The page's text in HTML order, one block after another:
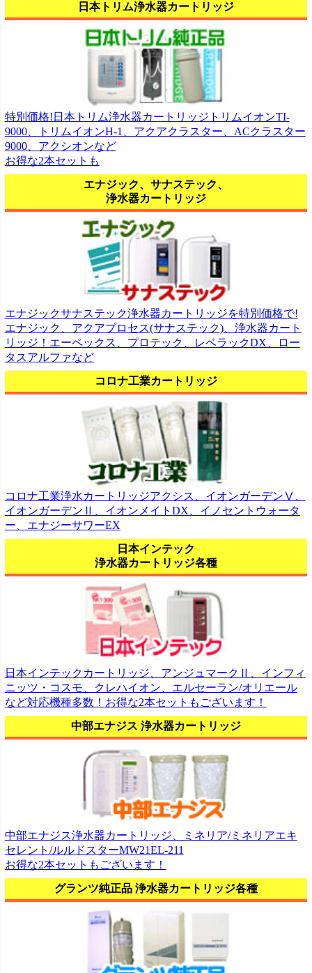
日本トリム浄水器カートリッジ
特別価格!日本トリム浄水器カートリッジトリムイオンTI-
9000、トリムイオンH-1、アクアクラスター、ACクラスター
9000、アクシオンなど
お得な2本セットも
エナジック、サナステック、
浄水器カートリッジ
エナジックサナステック浄水器カートリッジを特別価格で!
エナジック、アクアプロセス(サナステック)、浄水器カート
リッジ！エーペックス、プロテック、レベラックDX、ロー
タスアルファなど
コロナ工業カートリッジ
コロナ工業浄水カートリッジアクシス、イオンガーデンⅤ、
イオンガーデンⅡ、イオンメイトDX、イノセントウォータ
ー、エナジーサワーEX
日本インテック
浄水器カートリッジ各種
日本インテックカートリッジ、アンジュマークⅡ、インフィ
ニッツ・コスモ、クレハイオン、エルセーラン/オリエール
など対応機種多数！お得な2本セットもございます！
中部エナジス 浄水器カートリッジ
中部エナジス浄水器カートリッジ、ミネリア/ミネリアエキ
セレント/ルルドスターMW21EL-211
お得な2本セットもございます！
グランツ純正品 浄水器カートリッジ各種